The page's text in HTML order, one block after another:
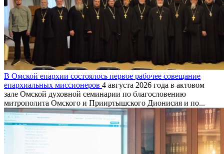
В Омской епархии состоялось первое рабочее совещание
епархиальных миссионеров 4 августа 2026 года в актовом
зале Омской духовной семинарии по благословению
митрополита Омского и Прииртышского Дионисия и по...